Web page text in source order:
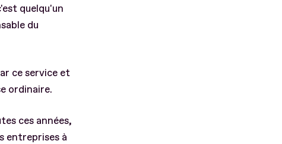
quelqu'un
du
ce service et
ordinaire.
ces années,
entreprises à